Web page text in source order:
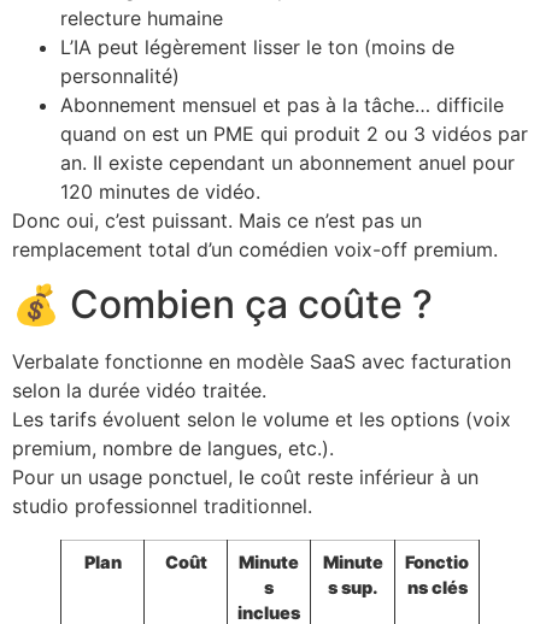
relecture humaine
L’IA peut légèrement lisser le ton (moins de
personnalité)
Abonnement mensuel et pas à la tâche… difficile
quand on est un PME qui produit 2 ou 3 vidéos par
an. Il existe cependant un abonnement anuel pour
120 minutes de vidéo.
Donc oui, c’est puissant. Mais ce n’est pas un
remplacement total d’un comédien voix-off premium.
💰 Combien ça coûte ?
Verbalate fonctionne en modèle SaaS avec facturation
selon la durée vidéo traitée.
Les tarifs évoluent selon le volume et les options (voix
premium, nombre de langues, etc.).
Pour un usage ponctuel, le coût reste inférieur à un
studio professionnel traditionnel.
Plan Coût
Minute
s
inclues
Minute
s sup.
Fonctio
ns clés